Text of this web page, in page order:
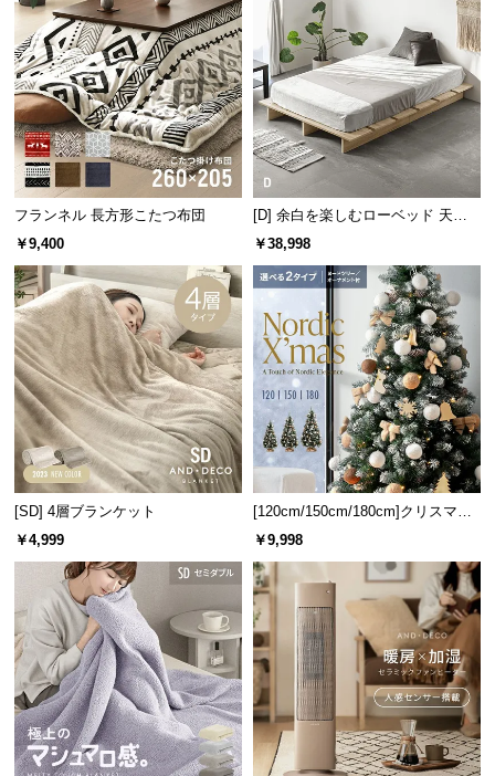
o.,
ムラなくすぐに温まる
こたつ内の隅々まで暖気を行き渡らせ、ムラなく素
早く温めることができます。
無段階の温度調節で快適な温かさに
「弱」から「強」まで無段階で温度調節可能。いつ
でも快適な温度に調節できます。
フランネル 長方形こたつ布団
￥9,400
[D] 余白を楽しむローベッド 天然
木調 ステージベッド マットレス付
￥38,998
[SD] 4層ブランケット
￥4,999
[120cm/150cm/180cm]クリスマス
ツリー オーナメント付
￥9,998